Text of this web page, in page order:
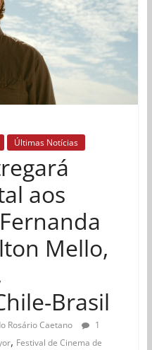
Últimas Notícias
aos
Mello,
Brasil
Rosário Caetano
1
, Festival de Cinema de